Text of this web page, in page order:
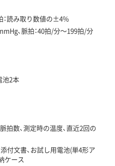
：読み取り数値の±4%
、脈拍：40拍/分～199拍/分
池2本
拍数、測定時の温度、直近2回の
付文書、お試し用電池(単4形ア
ケース